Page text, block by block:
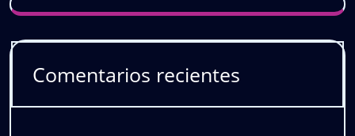
Comentarios recientes